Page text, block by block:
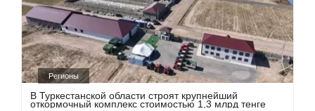
Регионы
В Туркестанской области строят крупнейший
откормочный комплекс стоимостью 1,3 млрд тенге